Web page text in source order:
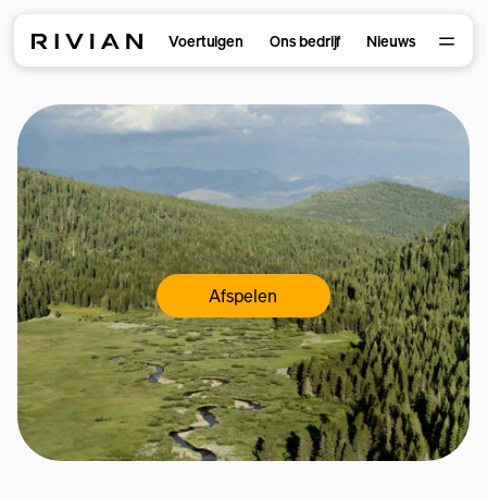
Voertuigen Ons bedrijf Nieuws
Afspelen